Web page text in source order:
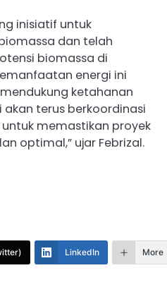
inisiatif untuk
dan telah
biomassa di
energi ini
ketahanan
terus berkoordinasi
memastikan proyek
optimal,” ujar Febrizal.
LinkedIn More